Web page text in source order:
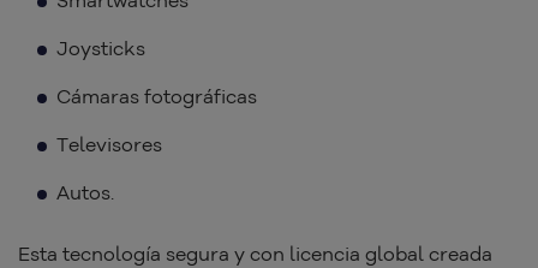
Joysticks
Cámaras fotográficas
Televisores
Autos.
Esta tecnología segura y con licencia global creada